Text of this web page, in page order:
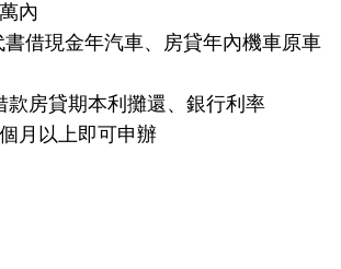
內
借現金年汽車、房貸年內機車原車
款房貸期本利攤還、銀行利率
月以上即可申辦